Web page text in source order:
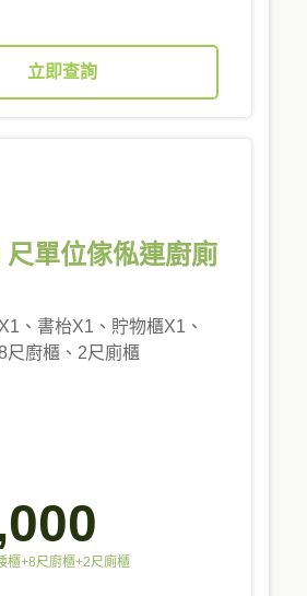
立即查詢
尺單位傢俬連廚廁
、書枱X1、貯物櫃X1、
尺廚櫃、2尺廁櫃
櫃+8尺廚櫃+2尺廁櫃